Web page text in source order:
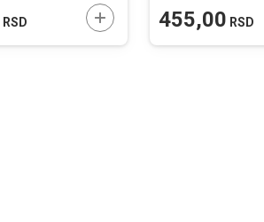
RSD DODAJTE U KORPU
455,00 RSD